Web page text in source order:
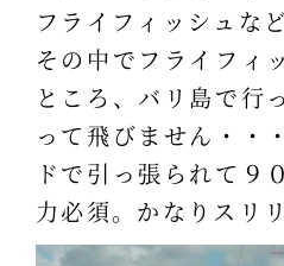
フライフィッシュな
その中でフライフィ
ところ、バリ島で行
って飛びません・・
ドで引っ張られて９
力必須。かなりスリ